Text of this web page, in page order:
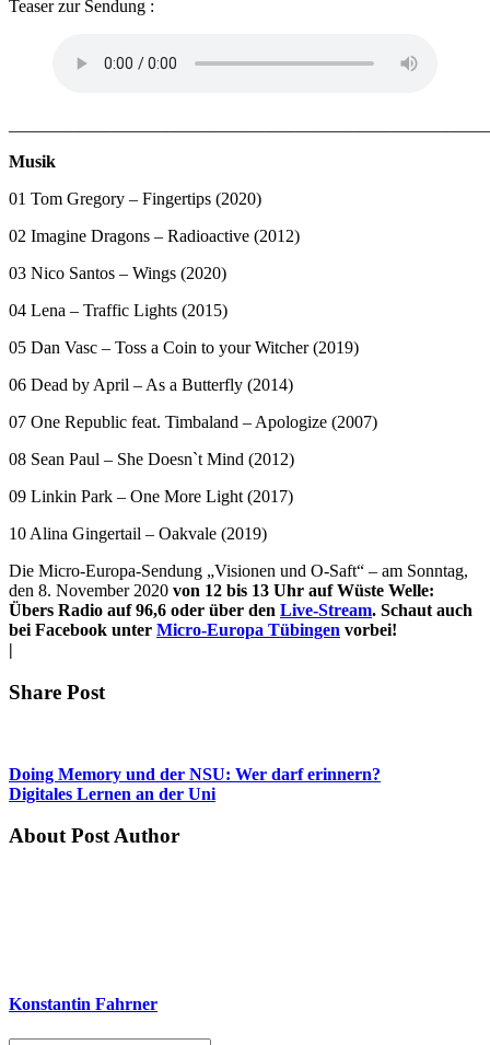
Teaser zur Sendung :
Musik
01 Tom Gregory – Fingertips (2020)
02 Imagine Dragons – Radioactive (2012)
03 Nico Santos – Wings (2020)
04 Lena – Traffic Lights (2015)
05 Dan Vasc – Toss a Coin to your Witcher (2019)
06 Dead by April – As a Butterfly (2014)
07 One Republic feat. Timbaland – Apologize (2007)
08 Sean Paul – She Doesn`t Mind (2012)
09 Linkin Park – One More Light (2017)
10 Alina Gingertail – Oakvale (2019)
Die Micro-Europa-Sendung „Visionen und O-Saft“ – am Sonntag,
den 8. November 2020 von 12 bis 13 Uhr auf Wüste Welle:
Übers Radio auf 96,6 oder über den Live-Stream. Schaut auch
bei Facebook unter Micro-Europa Tübingen vorbei!
|
Share Post
Doing Memory und der NSU: Wer darf erinnern?
Digitales Lernen an der Uni
About Post Author
Konstantin Fahrner